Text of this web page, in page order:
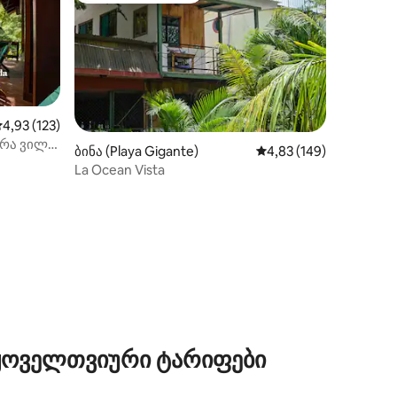
შეფასებაა 5‑დან 4,93, 123 მიმოხილვა
4,93 (123)
ვილა
ბინა (Playa Gigante) საშუალო შეფასებაა
4,83 (149)
La Ocean Vista
ტარიფები